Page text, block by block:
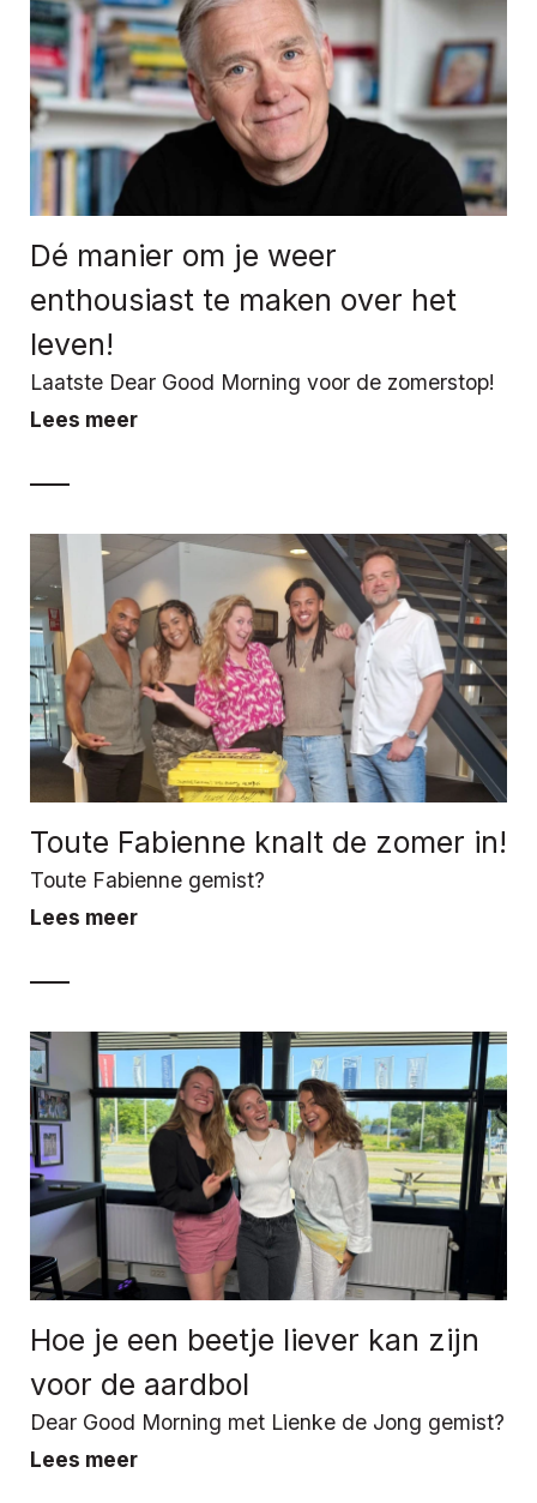
Dé manier om je weer
enthousiast te maken over het
leven!
Laatste Dear Good Morning voor de zomerstop!
Lees meer
Toute Fabienne knalt de zomer in!
Toute Fabienne gemist?
Lees meer
Hoe je een beetje liever kan zijn
voor de aardbol
Dear Good Morning met Lienke de Jong gemist?
Lees meer